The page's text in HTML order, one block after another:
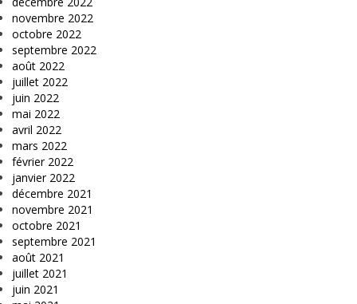
novembre 2022
octobre 2022
septembre 2022
août 2022
juillet 2022
juin 2022
mai 2022
avril 2022
mars 2022
février 2022
janvier 2022
décembre 2021
novembre 2021
octobre 2021
septembre 2021
août 2021
juillet 2021
juin 2021